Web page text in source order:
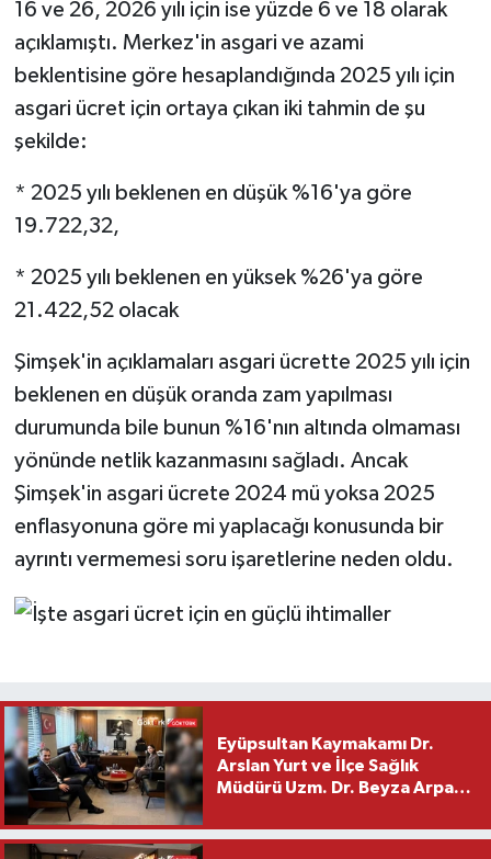
16 ve 26, 2026 yılı için ise yüzde 6 ve 18 olarak
açıklamıştı. Merkez'in asgari ve azami
beklentisine göre hesaplandığında 2025 yılı için
asgari ücret için ortaya çıkan iki tahmin de şu
şekilde:
* 2025 yılı beklenen en düşük %16'ya göre
19.722,32,
* 2025 yılı beklenen en yüksek %26'ya göre
21.422,52 olacak
Şimşek'in açıklamaları asgari ücrette 2025 yılı için
beklenen en düşük oranda zam yapılması
durumunda bile bunun %16'nın altında olmaması
yönünde netlik kazanmasını sağladı. Ancak
Şimşek'in asgari ücrete 2024 mü yoksa 2025
enflasyonuna göre mi yaplacağı konusunda bir
ayrıntı vermemesi soru işaretlerine neden oldu.
Eyüpsultan Kaymakamı Dr.
Arslan Yurt ve İlçe Sağlık
Müdürü Uzm. Dr. Beyza Arpacı
Ziyareti